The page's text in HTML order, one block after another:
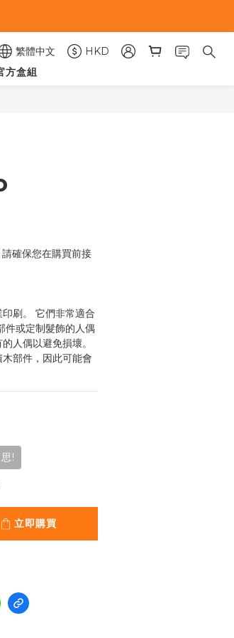
繁體中文
HKD
方盒組
確保您在購買前接
刷。 它們非常適合
件或定制髮飾的人偶
人偶以避免損壞。
部件，因此可能會
!
立即購買